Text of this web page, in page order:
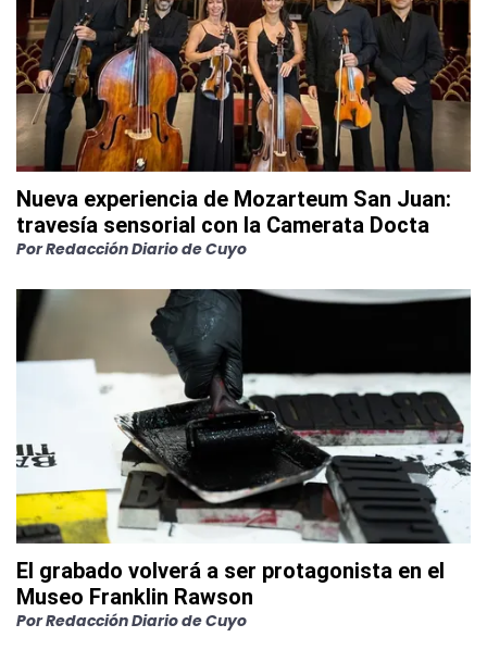
Nueva experiencia de Mozarteum San Juan:
travesía sensorial con la Camerata Docta
PorRedacción Diario de Cuyo
El grabado volverá a ser protagonista en el
Museo Franklin Rawson
PorRedacción Diario de Cuyo